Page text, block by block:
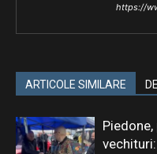
https://
ARTICOLE SIMILARE